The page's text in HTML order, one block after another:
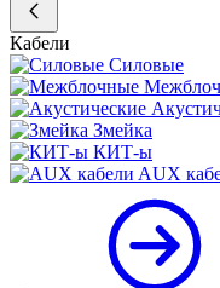
Кабели
Силовые
Змейка
КИТ-ы
AUX